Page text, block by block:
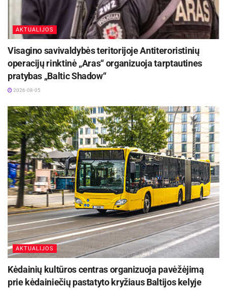
AKTUALIJOS
Visagino savivaldybės teritorijoje Antiteroristinių
operacijų rinktinė „Aras“ organizuoja tarptautines
pratybas „Baltic Shadow“
2026-08-05
AKTUALIJOS
Kėdainių kultūros centras organizuoja pavėžėjimą
prie kėdainiečių pastatyto kryžiaus Baltijos kelyje